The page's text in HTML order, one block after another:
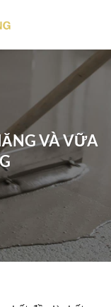
VÀ VỮA